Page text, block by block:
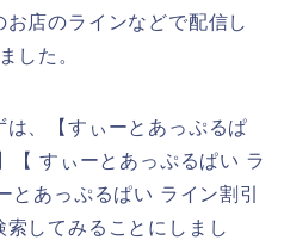
店のラインなどで配信し
した。
、【すぃーとあっぷるぱ
【 すぃーとあっぷるぱい ラ
とあっぷるぱい ライン割引
してみることにしまし